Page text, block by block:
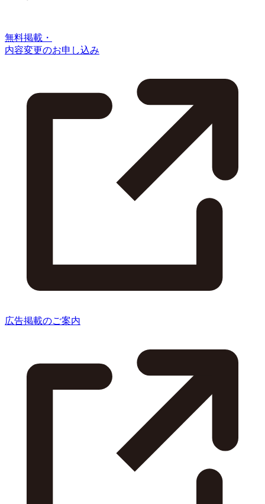
無料掲載・
内容変更のお申し込み
広告掲載のご案内